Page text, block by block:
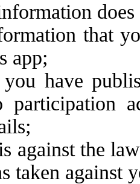
that
app;
you have
participation
against the
taken against